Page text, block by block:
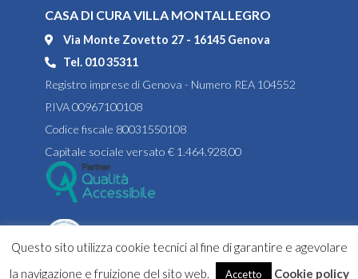
CASA DI CURA VILLA MONTALLEGRO
Via Monte Zovetto 27 - 16145 Genova
Tel. 010 35311
Registro imprese di Genova - Numero REA 104552
P.IVA 00967100108
Codice fiscale 80031550108
Capitale sociale versato € 1.464.928,00
Questo sito utilizza cookie tecnici al fine di garantire e agevolare
la navigazione e fruizione del sito web.
Accetto Cookie policy